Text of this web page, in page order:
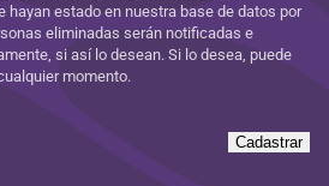
hayan estado en nuestra base de datos por
eliminadas serán notificadas e
si así lo desean. Si lo desea, puede
momento.
Cadastrar